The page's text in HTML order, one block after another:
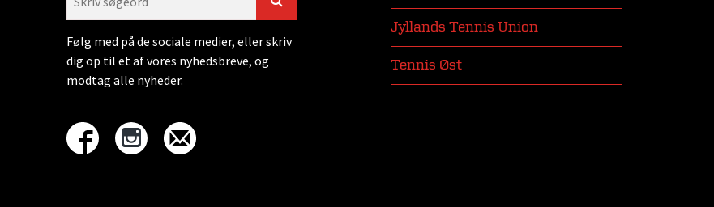
Følg med på de sociale medier, eller skriv
dig op til et af vores nyhedsbreve, og
modtag alle nyheder.
Jyllands Tennis Union
Tennis Øst